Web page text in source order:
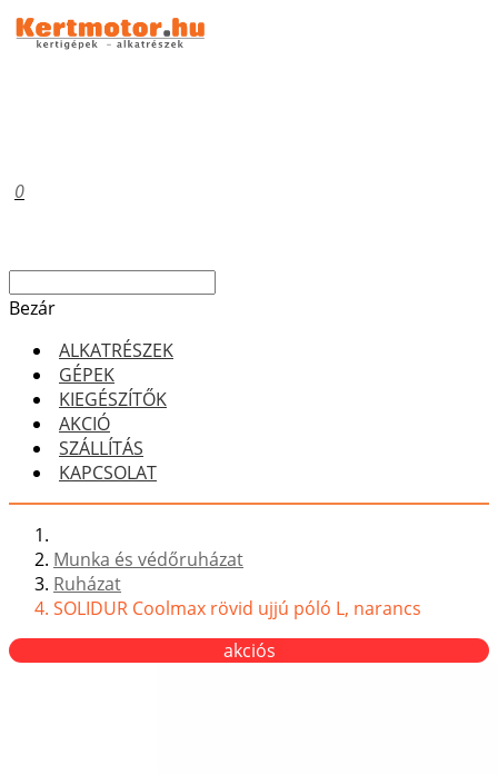
0
Bezár
ALKATRÉSZEK
GÉPEK
KIEGÉSZÍTŐK
AKCIÓ
SZÁLLÍTÁS
KAPCSOLAT
Munka és védőruházat
Ruházat
SOLIDUR Coolmax rövid ujjú póló L, narancs
akciós